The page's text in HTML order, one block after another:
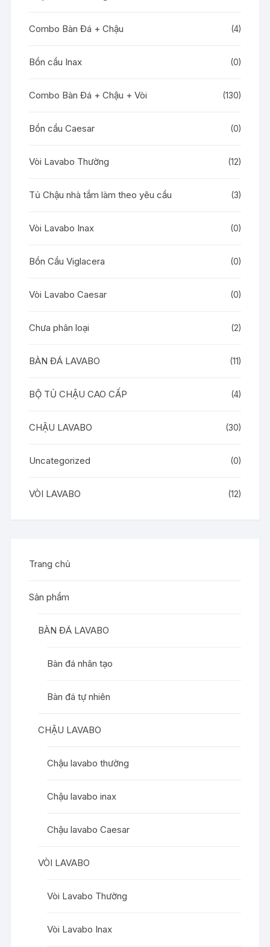
Combo Bàn Đá + Chậu (4)
Bồn cầu Inax (0)
Combo Bàn Đá + Chậu + Vòi (130)
Bồn cầu Caesar (0)
Vòi Lavabo Thường (12)
Tủ Chậu nhà tắm làm theo yêu cầu (3)
Vòi Lavabo Inax (0)
Bồn Cầu Viglacera (0)
Vòi Lavabo Caesar (0)
Chưa phân loại (2)
BÀN ĐÁ LAVABO (11)
BỘ TỦ CHẬU CAO CẤP (4)
CHẬU LAVABO (30)
Uncategorized (0)
VÒI LAVABO (12)
Trang chủ
Sản phẩm
BÀN ĐÁ LAVABO
Bàn đá nhân tạo
Bàn đá tự nhiên
CHẬU LAVABO
Chậu lavabo thường
Chậu lavabo inax
Chậu lavabo Caesar
VÒI LAVABO
Vòi Lavabo Thường
Vòi Lavabo Inax